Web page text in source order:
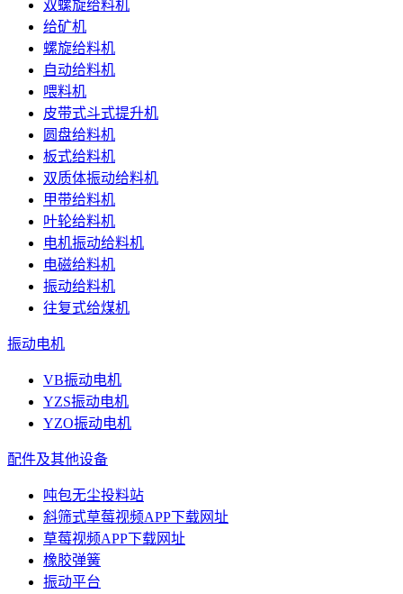
双螺旋给料机
给矿机
螺旋给料机
自动给料机
喂料机
皮带式斗式提升机
圆盘给料机
板式给料机
双质体振动给料机
甲带给料机
叶轮给料机
电机振动给料机
电磁给料机
振动给料机
往复式给煤机
振动电机
VB振动电机
YZS振动电机
YZO振动电机
配件及其他设备
吨包无尘投料站
斜筛式草莓视频APP下载网址
草莓视频APP下载网址
橡胶弹簧
振动平台